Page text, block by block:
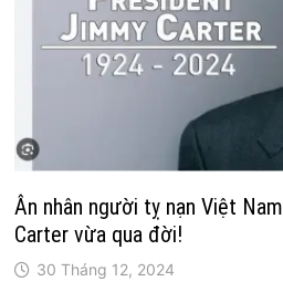
Ân nhân người tỵ nạn Việt
Carter vừa qua đời!
30 Tháng 12, 2024